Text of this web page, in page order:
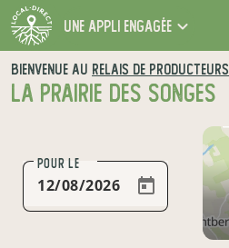
une appli engagée
BIENVENUE AU RELAIS DE PRODUCTEURS
LA PRAIRIE DES SONGES
POUR LE